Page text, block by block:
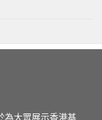
為大眾展示香港基